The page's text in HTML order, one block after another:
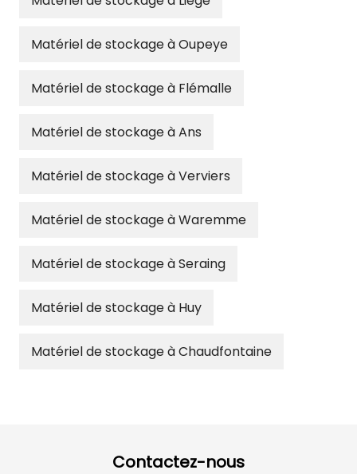
Matériel de stockage à Oupeye
Matériel de stockage à Flémalle
Matériel de stockage à Ans
Matériel de stockage à Verviers
Matériel de stockage à Waremme
Matériel de stockage à Seraing
Matériel de stockage à Huy
Matériel de stockage à Chaudfontaine
Contactez-nous